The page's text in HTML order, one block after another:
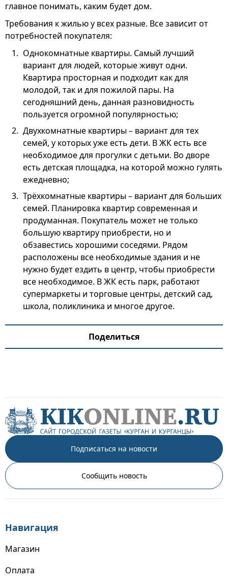
главное понимать, каким будет дом.
Требования к жилью у всех разные. Все зависит от
потребностей покупателя:
Однокомнатные квартиры. Самый лучший
вариант для людей, которые живут одни.
Квартира просторная и подходит как для
молодой, так и для пожилой пары. На
сегодняшний день, данная разновидность
пользуется огромной популярностью;
Двухкомнатные квартиры – вариант для тех
семей, у которых уже есть дети. В ЖК есть все
необходимое для прогулки с детьми. Во дворе
есть детская площадка, на которой можно гулять
ежедневно;
Трёхкомнатные квартиры – вариант для больших
семей. Планировка квартир современная и
продуманная. Покупатель может не только
большую квартиру приобрести, но и
обзавестись хорошими соседями. Рядом
расположены все необходимые здания и не
нужно будет ездить в центр, чтобы приобрести
все необходимое. В ЖК есть парк, работают
супермаркеты и торговые центры, детский сад,
школа, поликлиника и многое другое.
Поделиться
Подписаться на новости
Сообщить новость
Навигация
Магазин
Оплата